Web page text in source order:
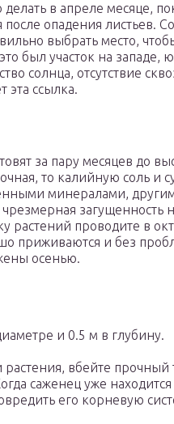
в апреле месяце,
опадения листьев.
выбрать место,
был участок на западе,
солнца, отсутствие
эта ссылка.
за пару месяцев до
то калийную соль и
минералами,
загущенность
растений проводите в
приживаются и без
осенью.
и 0.5 м в глубину.
вбейте прочный
саженец уже
его корневую